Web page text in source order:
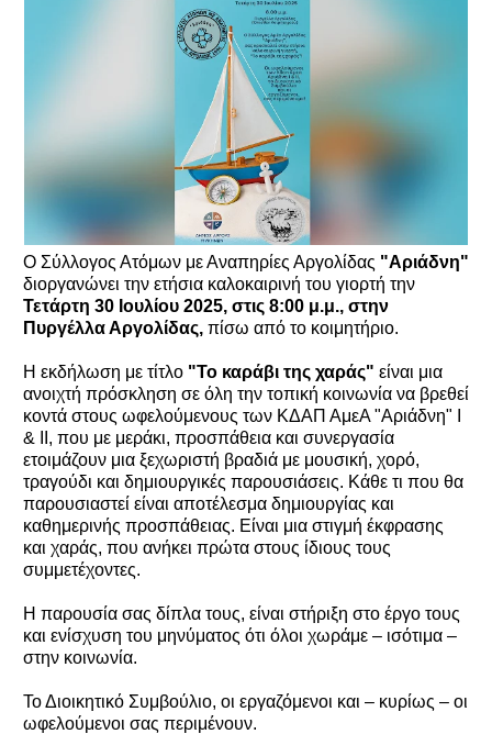
Ο Σύλλογος Ατόμων με Αναπηρίες Αργολίδας "Αριάδνη"
διοργανώνει την ετήσια καλοκαιρινή του γιορτή την
Τετάρτη 30 Ιουλίου 2025, στις 8:00 μ.μ., στην
Πυργέλλα Αργολίδας, πίσω από το κοιμητήριο.
Η εκδήλωση με τίτλο "Το καράβι της χαράς" είναι μια
ανοιχτή πρόσκληση σε όλη την τοπική κοινωνία να βρεθεί
κοντά στους ωφελούμενους των ΚΔΑΠ ΑμεΑ "Αριάδνη" Ι
& ΙΙ, που με μεράκι, προσπάθεια και συνεργασία
ετοιμάζουν μια ξεχωριστή βραδιά με μουσική, χορό,
τραγούδι και δημιουργικές παρουσιάσεις. Κάθε τι που θα
παρουσιαστεί είναι αποτέλεσμα δημιουργίας και
καθημερινής προσπάθειας. Είναι μια στιγμή έκφρασης
και χαράς, που ανήκει πρώτα στους ίδιους τους
συμμετέχοντες.
Η παρουσία σας δίπλα τους, είναι στήριξη στο έργο τους
και ενίσχυση του μηνύματος ότι όλοι χωράμε – ισότιμα –
στην κοινωνία.
Το Διοικητικό Συμβούλιο, οι εργαζόμενοι και – κυρίως – οι
ωφελούμενοι σας περιμένουν.